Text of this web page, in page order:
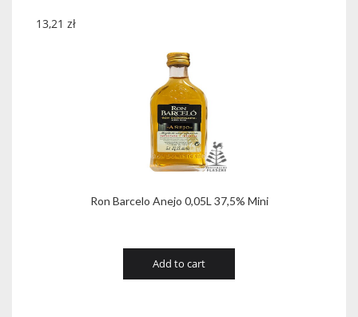
Ron Barcelo Anejo 0,05L 37,5% Mini
13,21 zł
Add to cart